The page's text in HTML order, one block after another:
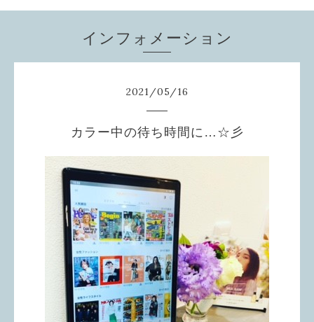
インフォメーション
2021/05/16
カラー中の待ち時間に…☆彡